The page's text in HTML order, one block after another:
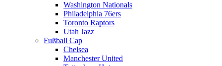
Washington Nationals
Philadelphia 76ers
Toronto Raptors
Utah Jazz
Fußball Cap
Chelsea
Manchester United